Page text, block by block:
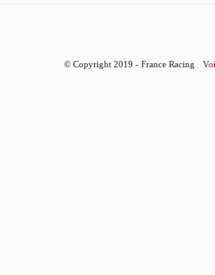
© Copyright 2019 - France Racing